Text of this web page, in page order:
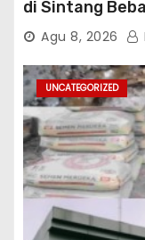
di Sintang
Lindung
Agu 8, 2026
UNCATEGORIZED